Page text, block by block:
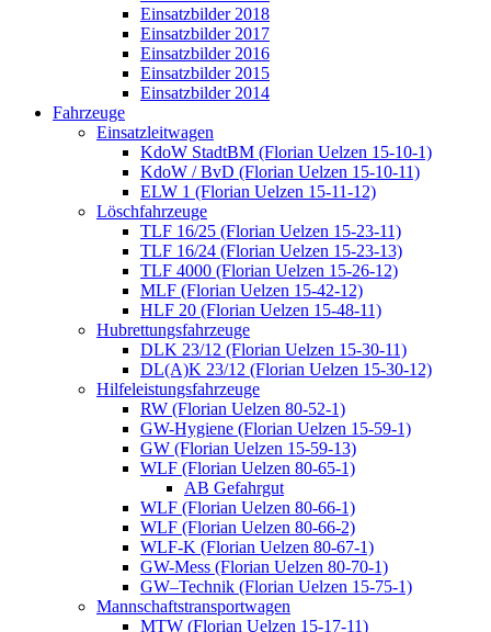
Einsatzbilder 2018
Einsatzbilder 2017
Einsatzbilder 2016
Einsatzbilder 2015
Einsatzbilder 2014
Fahrzeuge
Einsatzleitwagen
KdoW StadtBM (Florian Uelzen 15-10-1)
KdoW / BvD (Florian Uelzen 15-10-11)
ELW 1 (Florian Uelzen 15-11-12)
Löschfahrzeuge
TLF 16/25 (Florian Uelzen 15-23-11)
TLF 16/24 (Florian Uelzen 15-23-13)
TLF 4000 (Florian Uelzen 15-26-12)
MLF (Florian Uelzen 15-42-12)
HLF 20 (Florian Uelzen 15-48-11)
Hubrettungsfahrzeuge
DLK 23/12 (Florian Uelzen 15-30-11)
DL(A)K 23/12 (Florian Uelzen 15-30-12)
Hilfeleistungsfahrzeuge
RW (Florian Uelzen 80-52-1)
GW-Hygiene (Florian Uelzen 15-59-1)
GW (Florian Uelzen 15-59-13)
WLF (Florian Uelzen 80-65-1)
AB Gefahrgut
WLF (Florian Uelzen 80-66-1)
WLF (Florian Uelzen 80-66-2)
WLF-K (Florian Uelzen 80-67-1)
GW-Mess (Florian Uelzen 80-70-1)
GW–Technik (Florian Uelzen 15-75-1)
Mannschaftstransportwagen
MTW (Florian Uelzen 15-17-11)